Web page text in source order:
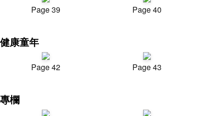
Page 39 Page 40
健康童年
Page 42 Page 43
專欄